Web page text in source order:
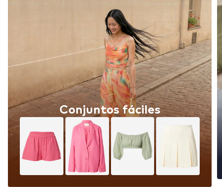
Conjuntos fáciles